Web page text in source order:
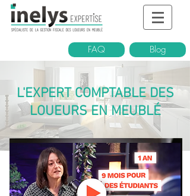
FAQ Blog
L'EXPERT COMPTABLE DES
LOUEURS EN MEUBLÉ